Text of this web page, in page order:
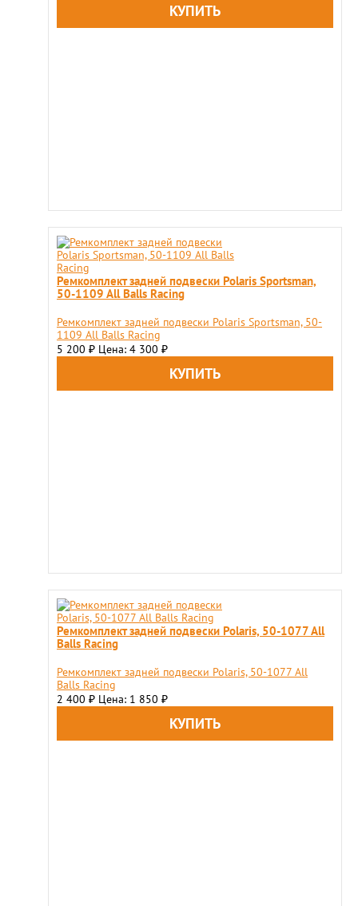
Ремкомплект задней подвески Polaris Sportsman,
50-1109 All Balls Racing
Ремкомплект задней подвески Polaris Sportsman, 50-
1109 All Balls Racing
5 200 ₽ Цена: 4 300 ₽
Ремкомплект задней подвески Polaris, 50-1077 All
Balls Racing
Ремкомплект задней подвески Polaris, 50-1077 All
Balls Racing
2 400 ₽ Цена: 1 850 ₽